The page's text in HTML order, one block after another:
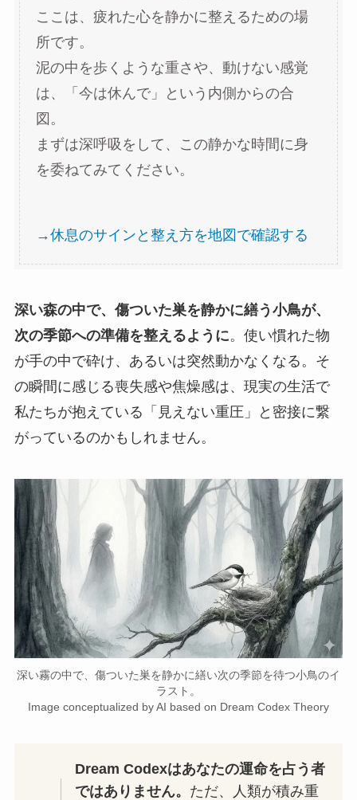
ここは、疲れた心を静かに整えるための場
所です。
泥の中を歩くような重さや、動けない感覚
は、「今は休んで」という内側からの合
図。
まずは深呼吸をして、この静かな時間に身
を委ねてみてください。
→休息のサインと整え方を地図で確認する
深い森の中で、傷ついた巣を静かに繕う小鳥が、
次の季節への準備を整えるように。使い慣れた物
が手の中で砕け、あるいは突然動かなくなる。そ
の瞬間に感じる喪失感や焦燥感は、現実の生活で
私たちが抱えている「見えない重圧」と密接に繋
がっているのかもしれません。
深い霧の中で、傷ついた巣を静かに繕い次の季節を待つ小鳥のイ
ラスト。
Image conceptualized by AI based on Dream Codex Theory
Dream Codexはあなたの運命を占う者
ではありません。 ただ、人類が積み重